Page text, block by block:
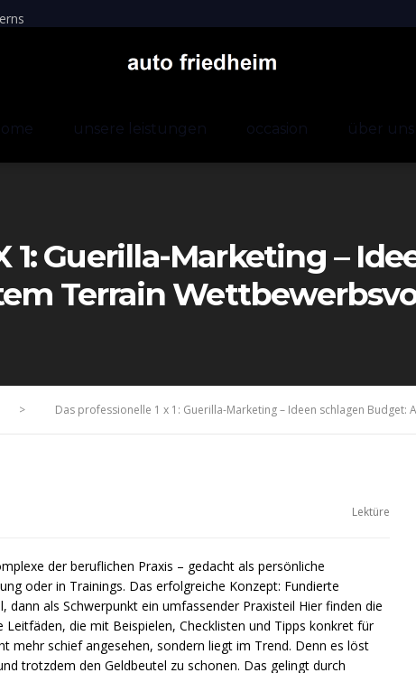
unsere leistungen occasion über uns
1: Guerilla-Marketing –
Terrain
> Das professionelle 1 x 1: Guerilla-Marketing – Ideen schlagen
Lektüre
der beruflichen Praxis – gedacht als persönliche
oder in Trainings. Das erfolgreiche Konzept: Fundierte
als Schwerpunkt ein umfassender Praxisteil Hier finden die
die mit Beispielen, Checklisten und Tipps konkret für
mehr schief angesehen, sondern liegt im Trend. Denn es löst
trotzdem den Geldbeutel zu schonen. Das gelingt durch